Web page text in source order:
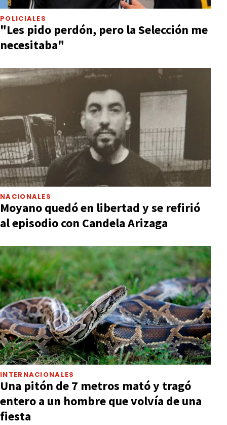
POLICIALES
"Les pido perdón, pero la Selección me
necesitaba"
NACIONALES
Moyano quedó en libertad y se refirió
al episodio con Candela Arizaga
INTERNACIONALES
Una pitón de 7 metros mató y tragó
entero a un hombre que volvía de una
fiesta